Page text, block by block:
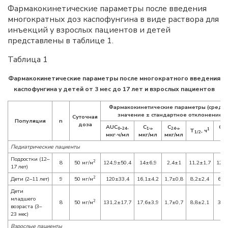
Фармакокинетические параметры после введения
многократных доз каспофунгина в виде раствора для
инъекций у взрослых пациентов и детей
представлены в таблице 1.
Таблица 1
Фармакокинетические параметры после многократного введения
каспофунгина у детей от 3 мес до 17 лет и взрослых пациентов
Популяция n
Суточная
доза
Фармакокинетические параметры
значение ± стандартное отклонение)
AUC0–24,
мкг·ч/мл
C1ч,
мкг/мл
C24ч,
мкг/мл
T1/2, ч1
Cl,
Педиатрические пациенты
Подростки (12–
17 лет)
8 50 мг/м2 124,9±50,4 14±6,9 2,4±1 11,2±1,7
Дети (2–11 лет) 9 50 мг/м2 120±33,4 16,1±4,2 1,7±0,8 8,2±2,4
Дети
младшего
возраста (3–
23 мес)
8 50 мг/м2 131,2±17,7 17,6±3,9 1,7±0,7 8,8±2,1
Взрослые пациенты